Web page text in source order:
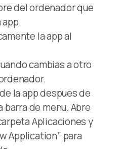
del ordenador que
la app al
cambias a otro
la app despues de
de menu. Abre
Aplicaciones y
Application” para